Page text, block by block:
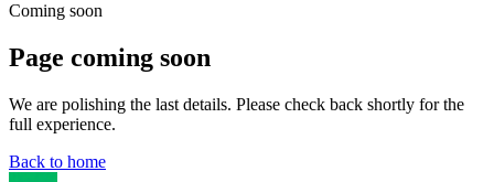
Coming soon
Page coming soon
We are polishing the last details. Please check back shortly for the
full experience.
Back to home